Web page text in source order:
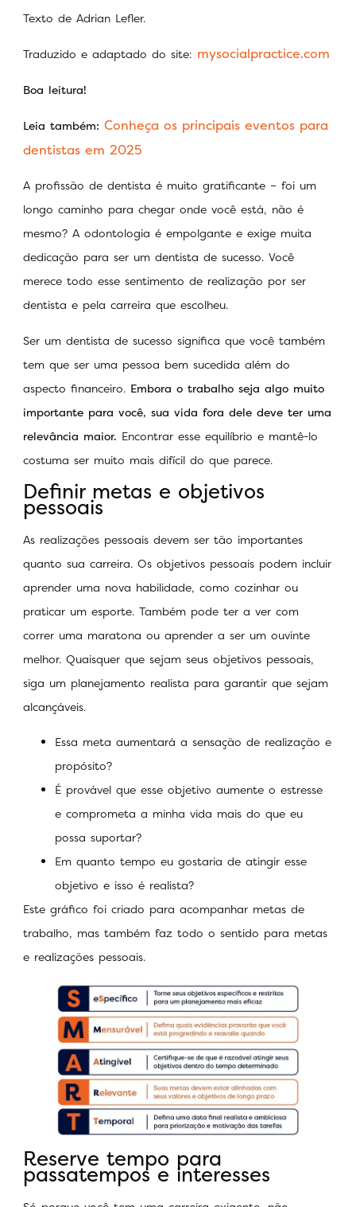
Texto de Adrian Lefler.
Traduzido e adaptado do site: mysocialpractice.com
Boa leitura!
Leia também: Conheça os principais eventos para
dentistas em 2025
A profissão de dentista é muito gratificante – foi um
longo caminho para chegar onde você está, não é
mesmo? A odontologia é empolgante e exige muita
dedicação para ser um dentista de sucesso. Você
merece todo esse sentimento de realização por ser
dentista e pela carreira que escolheu.
Ser um dentista de sucesso significa que você também
tem que ser uma pessoa bem sucedida além do
aspecto financeiro. Embora o trabalho seja algo muito
importante para você, sua vida fora dele deve ter uma
relevância maior. Encontrar esse equilíbrio e mantê-lo
costuma ser muito mais difícil do que parece.
Definir metas e objetivos
pessoais
As realizações pessoais devem ser tão importantes
quanto sua carreira. Os objetivos pessoais podem incluir
aprender uma nova habilidade, como cozinhar ou
praticar um esporte. Também pode ter a ver com
correr uma maratona ou aprender a ser um ouvinte
melhor. Quaisquer que sejam seus objetivos pessoais,
siga um planejamento realista para garantir que sejam
alcançáveis.
Essa meta aumentará a sensação de realização e
propósito?
É provável que esse objetivo aumente o estresse
e comprometa a minha vida mais do que eu
possa suportar?
Em quanto tempo eu gostaria de atingir esse
objetivo e isso é realista?
Este gráfico foi criado para acompanhar metas de
trabalho, mas também faz todo o sentido para metas
e realizações pessoais.
Reserve tempo para
passatempos e interesses